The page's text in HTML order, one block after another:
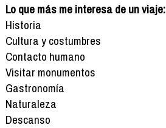
Lo que más me interesa de un viaje:
Historia
Cultura y costumbres
Contacto humano
Visitar monumentos
Gastronomía
Naturaleza
Descanso